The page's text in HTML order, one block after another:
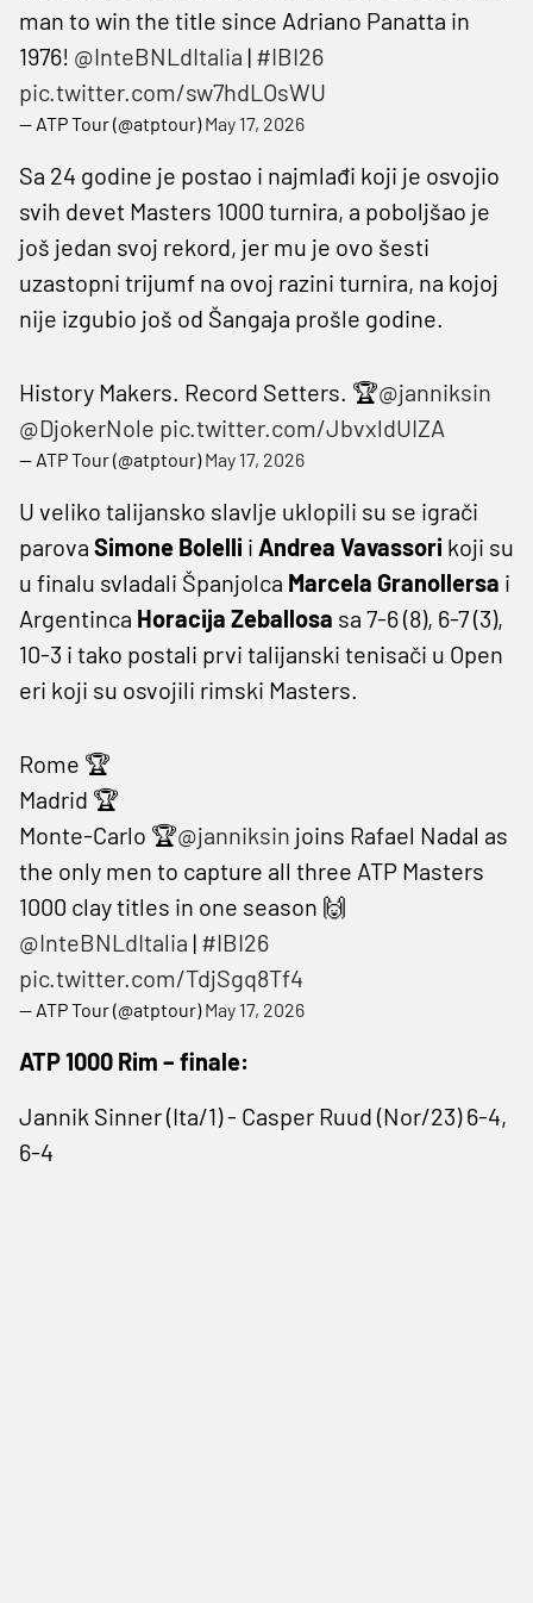
man to win the title since Adriano Panatta in
1976! @InteBNLdItalia | #IBI26
pic.twitter.com/sw7hdLOsWU
— ATP Tour (@atptour)May 17, 2026
Sa 24 godine je postao i najmlađi koji je osvojio
svih devet Masters 1000 turnira, a poboljšao je
još jedan svoj rekord, jer mu je ovo šesti
uzastopni trijumf na ovoj razini turnira, na kojoj
nije izgubio još od Šangaja prošle godine.
History Makers. Record Setters. 🏆@janniksin
@DjokerNole pic.twitter.com/JbvxldUIZA
— ATP Tour (@atptour)May 17, 2026
U veliko talijansko slavlje uklopili su se igrači
parova Simone Bolelli i Andrea Vavassori koji su
u finalu svladali Španjolca Marcela Granollersa i
Argentinca Horacija Zeballosa sa 7-6 (8), 6-7 (3),
10-3 i tako postali prvi talijanski tenisači u Open
eri koji su osvojili rimski Masters.
Rome 🏆
Madrid 🏆
Monte-Carlo 🏆@janniksin joins Rafael Nadal as
the only men to capture all three ATP Masters
1000 clay titles in one season 🙌
@InteBNLdItalia | #IBI26
pic.twitter.com/TdjSgq8Tf4
— ATP Tour (@atptour)May 17, 2026
ATP 1000 Rim – finale:
Jannik Sinner (Ita/1) - Casper Ruud (Nor/23) 6-4,
6-4